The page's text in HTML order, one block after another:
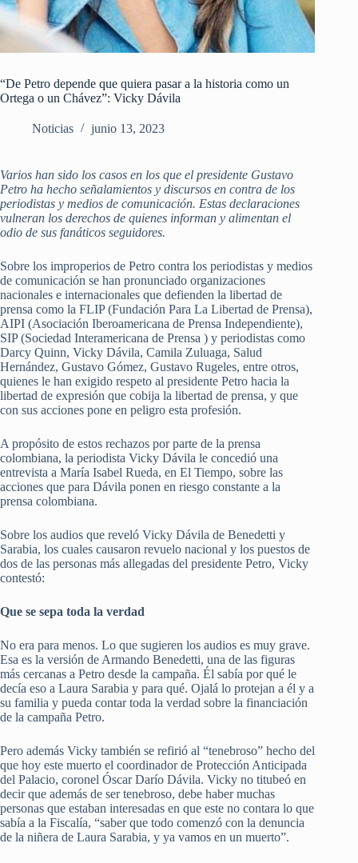
“De Petro depende que quiera pasar a la historia como un
Ortega o un Chávez”: Vicky Dávila
Noticias junio 13, 2023
Varios han sido los casos en los que el presidente Gustavo
Petro ha hecho señalamientos y discursos en contra de los
periodistas y medios de comunicación. Estas declaraciones
vulneran los derechos de quienes informan y alimentan el
odio de sus fanáticos seguidores.
Sobre los improperios de Petro contra los periodistas y medios
de comunicación se han pronunciado organizaciones
nacionales e internacionales que defienden la libertad de
prensa como la FLIP (Fundación Para La Libertad de Prensa),
AIPI (Asociación Iberoamericana de Prensa Independiente),
SIP (Sociedad Interamericana de Prensa ) y periodistas como
Darcy Quinn, Vicky Dávila, Camila Zuluaga, Salud
Hernández, Gustavo Gómez, Gustavo Rugeles, entre otros,
quienes le han exigido respeto al presidente Petro hacia la
libertad de expresión que cobija la libertad de prensa, y que
con sus acciones pone en peligro esta profesión.
A propósito de estos rechazos por parte de la prensa
colombiana, la periodista Vicky Dávila le concedió una
entrevista a María Isabel Rueda, en El Tiempo, sobre las
acciones que para Dávila ponen en riesgo constante a la
prensa colombiana.
Sobre los audios que reveló Vicky Dávila de Benedetti y
Sarabia, los cuales causaron revuelo nacional y los puestos de
dos de las personas más allegadas del presidente Petro, Vicky
contestó:
Que se sepa toda la verdad
No era para menos. Lo que sugieren los audios es muy grave.
Esa es la versión de Armando Benedetti, una de las figuras
más cercanas a Petro desde la campaña. Él sabía por qué le
decía eso a Laura Sarabia y para qué. Ojalá lo protejan a él y a
su familia y pueda contar toda la verdad sobre la financiación
de la campaña Petro.
Pero además Vicky también se refirió al “tenebroso” hecho del
que hoy este muerto el coordinador de Protección Anticipada
del Palacio, coronel Óscar Darío Dávila. Vicky no titubeó en
decir que además de ser tenebroso, debe haber muchas
personas que estaban interesadas en que este no contara lo que
sabía a la Fiscalía, “saber que todo comenzó con la denuncia
de la niñera de Laura Sarabia, y ya vamos en un muerto”.